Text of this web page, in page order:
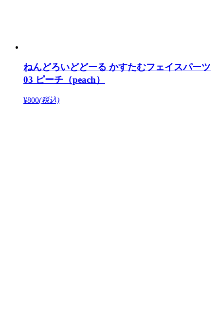
ねんどろいどどーる かすたむフェイスパーツ
03 ピーチ（peach）
¥800(税込)